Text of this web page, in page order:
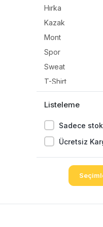
Hırka
Kazak
Mont
Spor
Sweat
T-Shirt
Tulum
Yağmurluk
Listeleme
Sadece
Ücretsiz